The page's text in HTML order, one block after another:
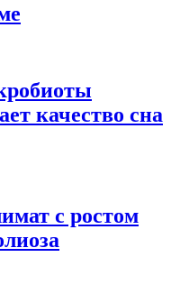
качество сна
с ростом